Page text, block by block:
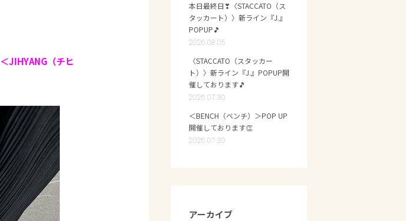
＜JIHYANG（チヒ
本日最終日❣〈STACCATO（ス
タッカート）〉新ライン『J.』
POPUP🎵
2026.08.05
〈STACCATO（スタッカー
ト）〉新ライン『J.』POPUP開
催しております🎵
2026.07.30
＜BENCH（ベンチ）＞POP UP
開催しております👏
2026.07.30
アーカイブ